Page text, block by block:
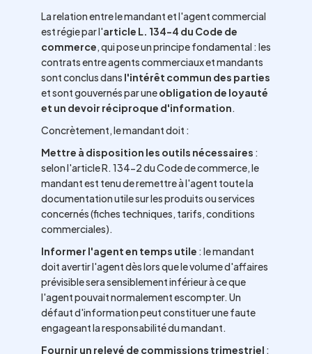
La relation entre le mandant et l'agent commercial
est régie par l'article L. 134-4 du Code de
commerce, qui pose un principe fondamental : les
contrats entre agents commerciaux et mandants
sont conclus dans l'intérêt commun des parties
et sont gouvernés par uneobligation de loyauté
et un devoir réciproque d'information.
Concrètement, le mandant doit :
Mettre à disposition les outils nécessaires :
selon l'article R. 134-2 du Code de commerce, le
mandant est tenu de remettre à l'agent toute la
documentation utile sur les produits ou services
concernés (fiches techniques, tarifs, conditions
commerciales).
Informer l'agent en temps utile : le mandant
doit avertir l'agent dès lors que le volume d'affaires
prévisible sera sensiblement inférieur à ce que
l'agent pouvait normalement escompter. Un
défaut d'information peut constituer une faute
engageant la responsabilité du mandant.
Fournir un relevé de commissions trimestriel :